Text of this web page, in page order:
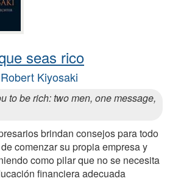
seas rico
Robert Kiyosaki
to be rich: two men, one message,
brindan consejos para todo
comenzar su propia empresa y
como pilar que no se necesita
financiera adecuada